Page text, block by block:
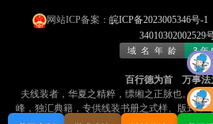
网站ICP备案： 皖ICP备2023005346号-1
34010302002529
百行德为首 万事法
夫线装者，华夏之精粹，缥缃之正脉也​​。今
峰，独汇典籍​​，专供线装书册之式样、版式，